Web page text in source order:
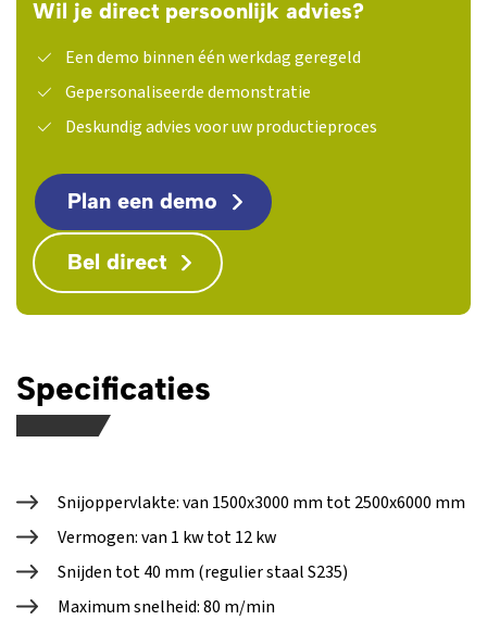
Wil je direct persoonlijk advies?
Een demo binnen één werkdag geregeld
Gepersonaliseerde demonstratie
Deskundig advies voor uw productieproces
Plan een demo
Bel direct
Specificaties
Snijoppervlakte: van 1500x3000 mm tot 2500x6000 mm
Vermogen: van 1 kw tot 12 kw
Snijden tot 40 mm (regulier staal S235)
Maximum snelheid: 80 m/min